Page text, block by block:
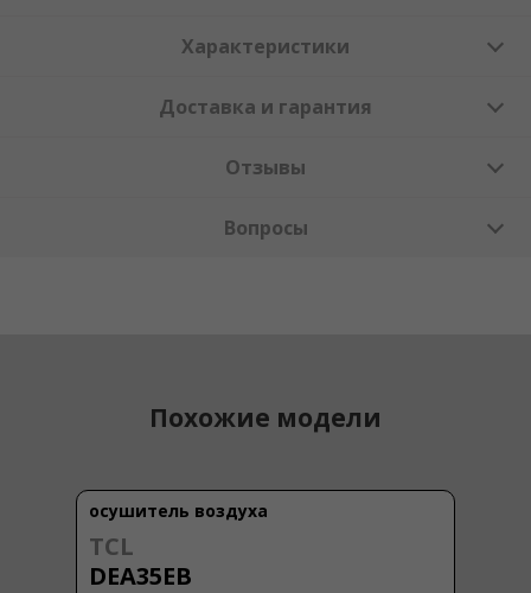
Характеристики
Доставка и гарантия
Отзывы
Вопросы
Похожие модели
осушитель воздуха
TCL
DEA35EB